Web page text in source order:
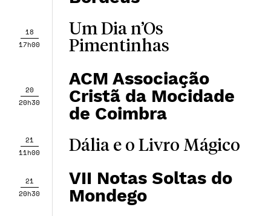
18
17h00
Um Dia n’Os
Pimentinhas
20
20h30
ACM Associação
Cristã da Mocidade
de Coimbra
21
11h00
Dália e o Livro Mágico
21
20h30
VII Notas Soltas do
Mondego